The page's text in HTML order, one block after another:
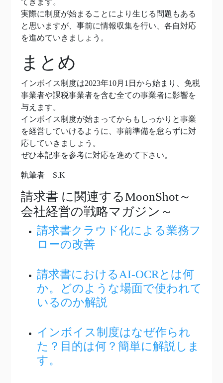
てきます。
実際に制度が始まることにより生じる問題もある
と思いますが、事前に情報収集を行い、各自対応
を進めていきましょう。
まとめ
インボイス制度は2023年10月1日から始まり、免税
事業者や課税事業者を含む全ての事業者に影響を
与えます。
インボイス制度が始まってからもしっかりと事業
を経営していけるように、事前準備を怠らずに対
応していきましょう。
ぜひ本記事を参考に対応を進めて下さい。
執筆者 S.K
請求書 に関連するMoonShot～
会社経営の戦略マガジン～
請求書クラウド化による業務フ
ローの改善
請求書におけるAI-OCRとは何
か。どのような場面で使われて
いるのか解説
インボイス制度はなぜ作られ
た？目的は何？簡単に解説しま
す。